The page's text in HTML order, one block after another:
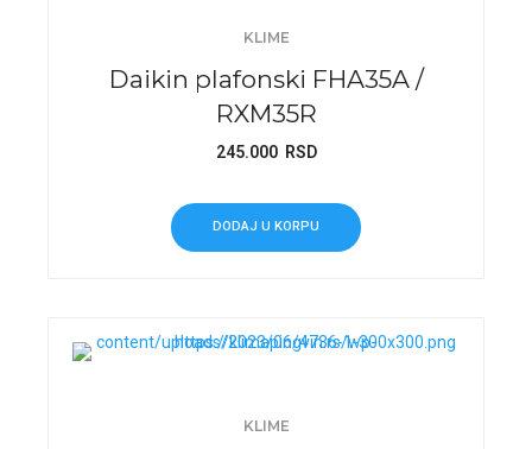
KLIME
Daikin plafonski FHA35A /
RXM35R
245.000 RSD
DODAJ U KORPU
KLIME